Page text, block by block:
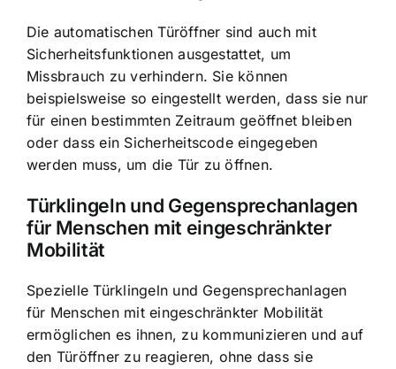
Die automatischen Türöffner sind auch mit
Sicherheitsfunktionen ausgestattet, um
Missbrauch zu verhindern. Sie können
beispielsweise so eingestellt werden, dass sie nur
für einen bestimmten Zeitraum geöffnet bleiben
oder dass ein Sicherheitscode eingegeben
werden muss, um die Tür zu öffnen.
Türklingeln und Gegensprechanlagen
für Menschen mit eingeschränkter
Mobilität
Spezielle Türklingeln und Gegensprechanlagen
für Menschen mit eingeschränkter Mobilität
ermöglichen es ihnen, zu kommunizieren und auf
den Türöffner zu reagieren, ohne dass sie